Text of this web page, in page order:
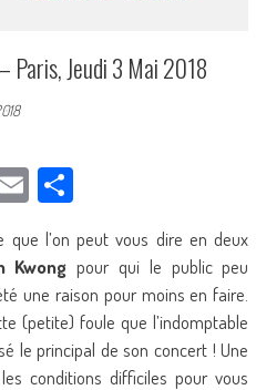
Paris, Jeudi 3 Mai 2018
EmailPartager
l’on peut vous dire en deux
Kwong pour qui le public peu
une raison pour moins en faire.
(petite) foule que l’indomptable
le principal de son concert ! Une
conditions difficiles pour vous